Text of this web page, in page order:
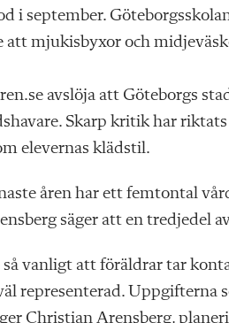
i september.
att mjukisbyxor och
avslöja att Göteborgs
Skarp kritik har
elevernas klädstil.
åren har ett femtontal
säger att en tredjedel
vanligt att föräldrar tar
representerad. Uppgifterna
Christian Arensberg,